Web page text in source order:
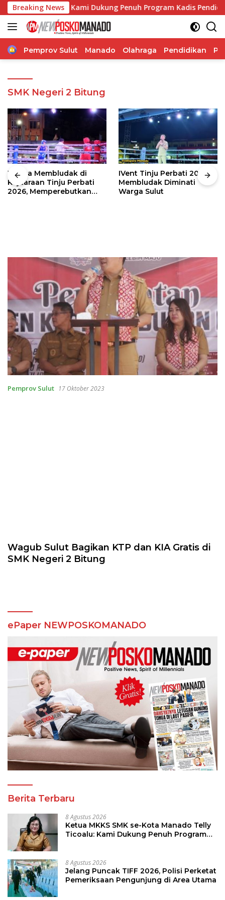
Langsung
ke
konten
Breaking News
Ticoalu: Kami Dukung Penuh Program Kadis Pendidikan,
Home
Pemprov Sulut Manado Olahraga Pendidikan
SMK Negeri 2 Bitung
Warga Membludak di
Kejuaraan Tinju Perbati
2026, Memperebutkan
IVent Tinju Perbati 2026
Membludak Diminati
Warga Sulut
Pemprov Sulut 17 Oktober 2023
Wagub Sulut Bagikan KTP dan KIA Gratis di
SMK Negeri 2 Bitung
ePaper NEWPOSKOMANADO
Berita Terbaru
8 Agustus 2026
Ketua MKKS SMK se-Kota Manado Telly
Ticoalu: Kami Dukung Penuh Program
8 Agustus 2026
Jelang Puncak TIFF 2026, Polisi Perketat
Pemeriksaan Pengunjung di Area Utama